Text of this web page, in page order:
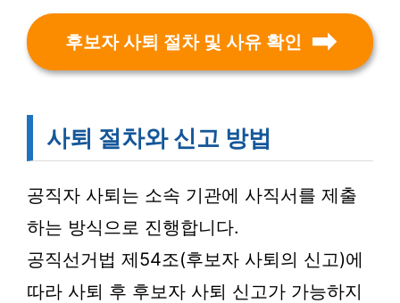
후보자 사퇴 절차 및 사유 확인
사퇴 절차와 신고 방법
공직자 사퇴는 소속 기관에 사직서를 제출
하는 방식으로 진행합니다.
공직선거법 제54조(후보자 사퇴의 신고)에
따라 사퇴 후 후보자 사퇴 신고가 가능하지